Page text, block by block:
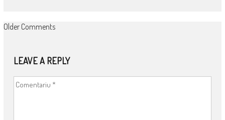
COMMENT
Older Comments
LEAVE A REPLY